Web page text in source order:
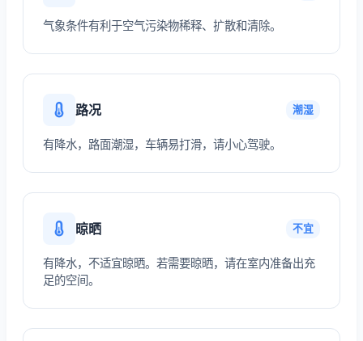
气象条件有利于空气污染物稀释、扩散和清除。
路况 潮湿
有降水，路面潮湿，车辆易打滑，请小心驾驶。
晾晒 不宜
有降水，不适宜晾晒。若需要晾晒，请在室内准备出充
足的空间。